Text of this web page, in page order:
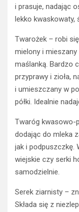
i prasuje, nadając
lekko kwaskowaty,
Twarożek – robi
mielony i
maślanką. Bardzo
przyprawy i zioła,
i umieszczany w
półki. Idealnie
Twaróg kwasowo-
dodając do mleka
jak i podpuszczkę.
wiejskie czy serki
samodzielnie.
Serek ziarnisty –
Składa się z